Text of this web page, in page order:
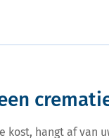
kost, hangt af van